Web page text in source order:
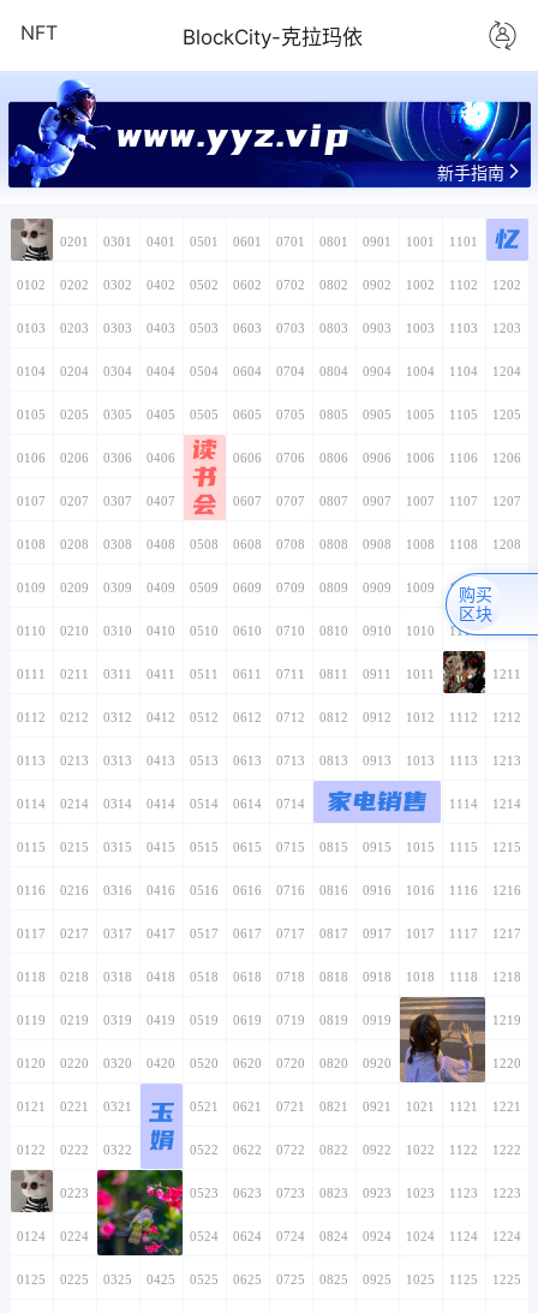
NFT BlockCity-克拉玛依
www.yyz.vip
新手指南
0101 0201 0301 0401 0501 0601 0701 0801 0901 1001 1101 1201
忆
0102 0202 0302 0402 0502 0602 0702 0802 0902 1002 1102 1202
0103 0203 0303 0403 0503 0603 0703 0803 0903 1003 1103 1203
0104 0204 0304 0404 0504 0604 0704 0804 0904 1004 1104 1204
0105 0205 0305 0405 0505 0605 0705 0805 0905 1005 1105 1205
0106 0206 0306 0406 0506
读
书
会
0606 0706 0806 0906 1006 1106 1206
0107 0207 0307 0407 0507 0607 0707 0807 0907 1007 1107 1207
0108 0208 0308 0408 0508 0608 0708 0808 0908 1008 1108 1208
0109 0209 0309 0409 0509 0609 0709 0809 0909 1009 1109
0110 0210 0310 0410 0510 0610 0710 0810 0910 1010 1110
0111 0211 0311 0411 0511 0611 0711 0811 0911 1011 1111 1211
0112 0212 0312 0412 0512 0612 0712 0812 0912 1012 1112 1212
0113 0213 0313 0413 0513 0613 0713 0813 0913 1013 1113 1213
0114 0214 0314 0414 0514 0614 0714 0814
家电销售
0914 1014 1114 1214
0115 0215 0315 0415 0515 0615 0715 0815 0915 1015 1115 1215
0116 0216 0316 0416 0516 0616 0716 0816 0916 1016 1116 1216
0117 0217 0317 0417 0517 0617 0717 0817 0917 1017 1117 1217
0118 0218 0318 0418 0518 0618 0718 0818 0918 1018 1118 1218
0119 0219 0319 0419 0519 0619 0719 0819 0919 1019 1119 1219
0120 0220 0320 0420 0520 0620 0720 0820 0920 1020 1120 1220
0121 0221 0321 0421
玉
娟
0521 0621 0721 0821 0921 1021 1121 1221
0122 0222 0322 0422 0522 0622 0722 0822 0922 1022 1122 1222
0123 0223 0323 0423 0523 0623 0723 0823 0923 1023 1123 1223
0124 0224 0324 0424 0524 0624 0724 0824 0924 1024 1124 1224
0125 0225 0325 0425 0525 0625 0725 0825 0925 1025 1125 1225
购买
区块